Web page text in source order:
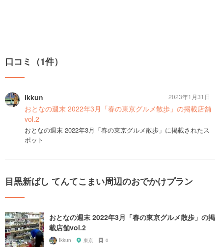
口コミ（1件）
Ikkun
おとなの週末 2022年3月「春の東京グルメ散歩」の掲載店舗
vol.2
おとなの週末 2022年3月「春の東京グルメ散歩」に掲載されたス
ポット
2023年1月31日
目黒新ばし てんてこまい周辺のおでかけプラン
おとなの週末 2022年3月「春の東京グルメ散歩」の掲
載店舗vol.2
Ikkun 東京 0